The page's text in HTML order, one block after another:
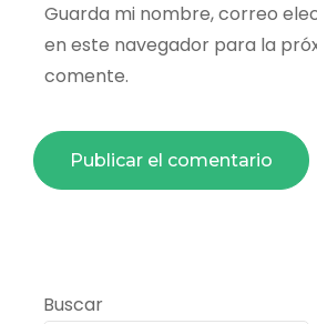
Guarda mi nombre, correo
en este navegador para la
comente.
Buscar